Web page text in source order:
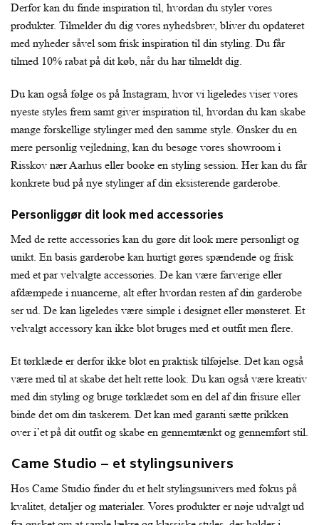
Derfor kan du finde inspiration til, hvordan du styler vores
produkter. Tilmelder du dig vores nyhedsbrev, bliver du opdateret
med nyheder såvel som frisk inspiration til din styling. Du får
tilmed 10% rabat på dit køb, når du har tilmeldt dig.
Du kan også følge os på Instagram, hvor vi ligeledes viser vores
nyeste styles frem samt giver inspiration til, hvordan du kan skabe
mange forskellige stylinger med den samme style. Ønsker du en
mere personlig vejledning, kan du besøge vores showroom i
Risskov nær Aarhus eller booke en styling session. Her kan du får
konkrete bud på nye stylinger af din eksisterende garderobe.
Personliggør dit look med accessories
Med de rette accessories kan du gøre dit look mere personligt og
unikt. En basis garderobe kan hurtigt gøres spændende og frisk
med et par velvalgte accessories. De kan være farverige eller
afdæmpede i nuancerne, alt efter hvordan resten af din garderobe
ser ud. De kan ligeledes være simple i designet eller mønsteret. Et
velvalgt accessory kan ikke blot bruges med et outfit men flere.
Et tørklæde er derfor ikke blot en praktisk tilføjelse. Det kan også
være med til at skabe det helt rette look. Du kan også være kreativ
med din styling og bruge tørklædet som en del af din frisure eller
binde det om din taskerem. Det kan med garanti sætte prikken
over i’et på dit outfit og skabe en gennemtænkt og gennemført stil.
Came Studio – et stylingsunivers
Hos Came Studio finder du et helt stylingsunivers med fokus på
kvalitet, detaljer og materialer. Vores produkter er nøje udvalgt ud